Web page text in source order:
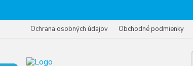
Ochrana osobných údajov Obchodné podmienky